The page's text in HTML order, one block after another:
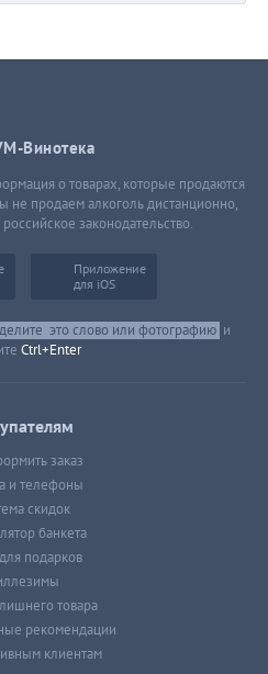
Винотека
о товарах, которые продаются
не продаем алкоголь дистанционно,
законодательство.
Приложение
для iOS
это слово или фотографию и
Ctrl+Enter
заказ
и телефоны
скидок
банкета
подарков
товара
рекомендации
клиентам